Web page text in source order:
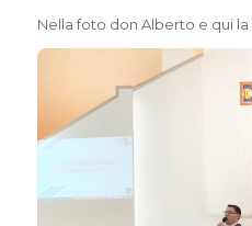
Nella foto don Alberto e qui la